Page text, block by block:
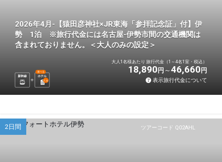
2026年4月-【猿田彦神社×JR東海「参拝記念証」付】伊
勢 1泊 ※旅行代金には名古屋-伊勢市間の交通機関は
含まれておりません。＜大人のみの設定＞
新幹線 ホテル
選べる
1 泊
大人1名様あたり 旅行代金（1～4名1室・税込）
18,890 円 46,660 円
表示旅行代金について
ツアーコード Q02AHL
2日間